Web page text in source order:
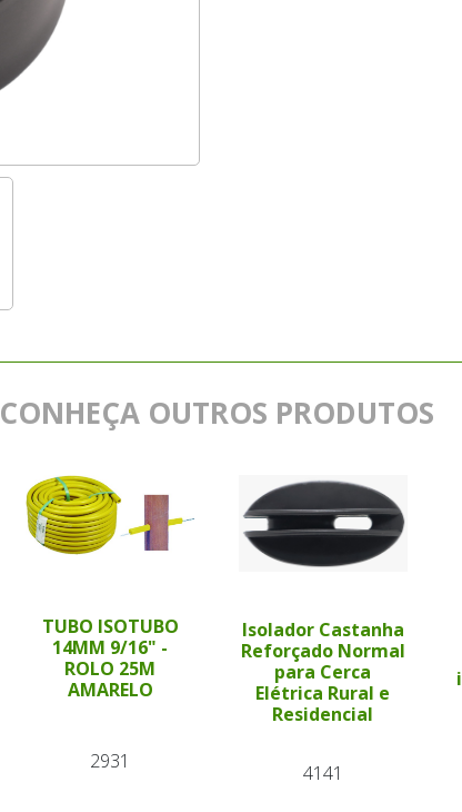
CONHEÇA OUTROS PRODUTOS
TUBO ISOTUBO
14MM 9/16" -
ROLO 25M
AMARELO
2931
Isolador Castanha
Reforçado Normal
para Cerca
Elétrica Rural e
Residencial
4141